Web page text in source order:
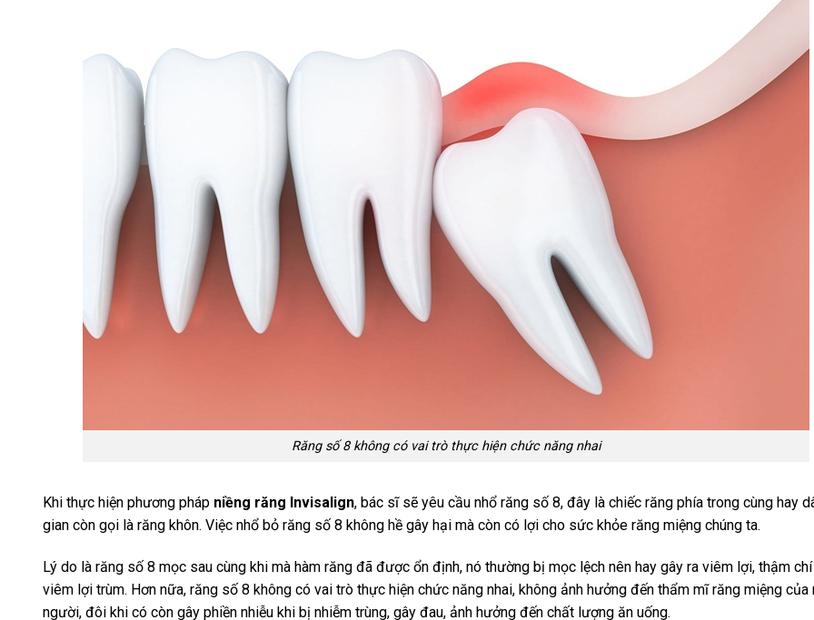
Răng số 8 không có vai trò thực hiện chức năng nhai
Khi thực hiện phương pháp niềng răng Invisalign, bác sĩ sẽ yêu cầu nhổ răng số 8, đây là chiếc răng phía trong cùng hay
gian còn gọi là răng khôn. Việc nhổ bỏ răng số 8 không hề gây hại mà còn có lợi cho sức khỏe răng miệng chúng ta.
Lý do là răng số 8 mọc sau cùng khi mà hàm răng đã được ổn định, nó thường bị mọc lệch nên hay gây ra viêm lợi, thậm
viêm lợi trùm. Hơn nữa, răng số 8 không có vai trò thực hiện chức năng nhai, không ảnh hưởng đến thẩm mĩ răng miệng của
người, đôi khi có còn gây phiền nhiễu khi bị nhiễm trùng, gây đau, ảnh hưởng đến chất lượng ăn uống.